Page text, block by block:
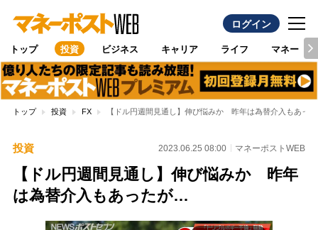
ログイン
トップ 投資 ビジネス キャリア ライフ マネー
トップ 投資 FX 【ドル円週間見通し】伸び悩みか 昨年は為替介入もあっ
投資 2023.06.25 08:00 マネーポストWEB
【ドル円週間見通し】伸び悩みか 昨年
は為替介入もあったが…